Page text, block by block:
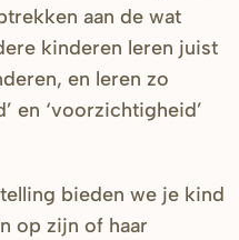
aan de wat
kinderen leren juist
en leren zo
en ‘voorzichtigheid’
bieden we je kind
op zijn of haar